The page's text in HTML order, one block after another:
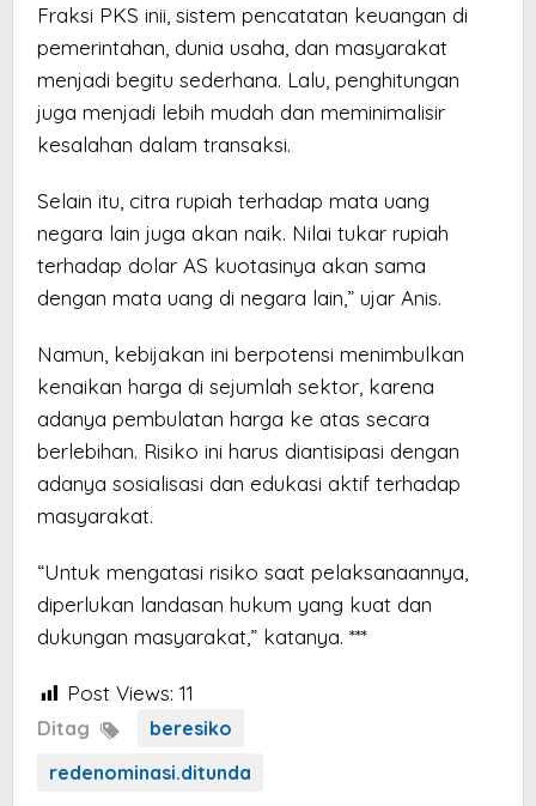
Fraksi PKS inii, sistem pencatatan keuangan di
pemerintahan, dunia usaha, dan masyarakat
menjadi begitu sederhana. Lalu, penghitungan
juga menjadi lebih mudah dan meminimalisir
kesalahan dalam transaksi.
Selain itu, citra rupiah terhadap mata uang
negara lain juga akan naik. Nilai tukar rupiah
terhadap dolar AS kuotasinya akan sama
dengan mata uang di negara lain,” ujar Anis.
Namun, kebijakan ini berpotensi menimbulkan
kenaikan harga di sejumlah sektor, karena
adanya pembulatan harga ke atas secara
berlebihan. Risiko ini harus diantisipasi dengan
adanya sosialisasi dan edukasi aktif terhadap
masyarakat.
“Untuk mengatasi risiko saat pelaksanaannya,
diperlukan landasan hukum yang kuat dan
dukungan masyarakat,” katanya. ***
Post Views: 11
Ditag
beresiko
redenominasi.ditunda